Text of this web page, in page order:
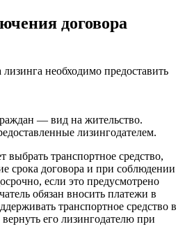
договора
необходимо предоставить
— вид на жительство.
лизингодателем.
выбрать транспортное средство,
срока договора и при соблюдении
если это предусмотрено
обязан вносить платежи в
транспортное средство в
его лизингодателю при